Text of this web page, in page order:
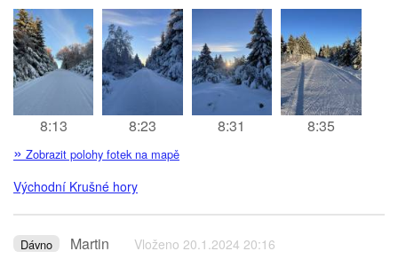
8:13 8:23 8:31 8:35
» Zobrazit polohy fotek na mapě
Východní Krušné hory
Dávno Martin Vloženo 20.1.2024 20:16